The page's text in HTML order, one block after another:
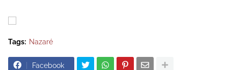
Tags: Nazaré
Facebook